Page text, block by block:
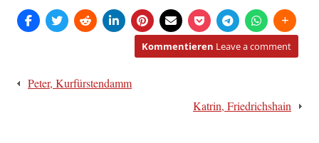
Kommentieren Leave a comment
Beitragsnavigation
Peter, Kurfürstendamm
Katrin, Friedrichshain